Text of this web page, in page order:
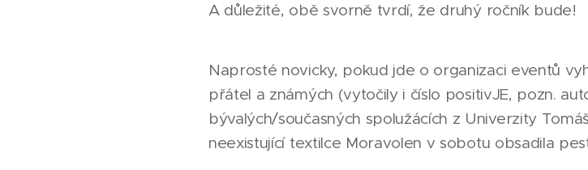
A důležité, obě svorně tvrdí, že druhý ročník bude!
Naprosté novicky, pokud jde o organizaci eventů
přátel a známých (vytočily i číslo positivJE, pozn.
bývalých/současných spolužácích z Univerzity
neexistující textilce Moravolen v sobotu obsadila